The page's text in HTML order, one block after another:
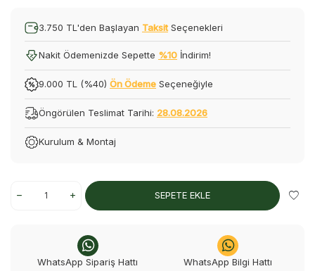
3.750 TL'den Başlayan Taksit Seçenekleri
Nakit Ödemenizde Sepette %10 İndirim!
9.000 TL (%40) Ön Ödeme Seçeneğiyle
Öngörülen Teslimat Tarihi: 28.08.2026
Kurulum & Montaj
SEPETE EKLE
WhatsApp Sipariş Hattı WhatsApp Bilgi Hattı